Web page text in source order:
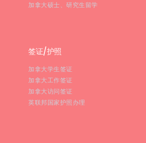
加拿大硕士、研究生留学
签证/护照
加拿大学生签证
加拿大工作签证
加拿大访问签证
英联邦国家护照办理